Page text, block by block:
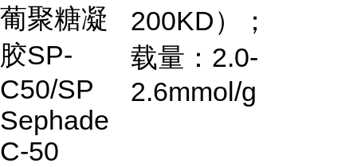
葡聚糖凝
胶SP-
C50/SP
Sephade
C-50
200KD）；
载量： 2.0-
2.6mmol/g